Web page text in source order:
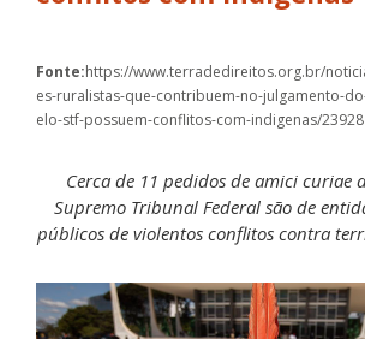
Fonte:https://www.terradedireitos.org.br/
es-ruralistas-que-contribuem-no-julgamento-
elo-stf-possuem-conflitos-com-indigenas/23928
Cerca de 11 pedidos de amici curiae
Supremo Tribunal Federal são de
públicos de violentos conflitos contra